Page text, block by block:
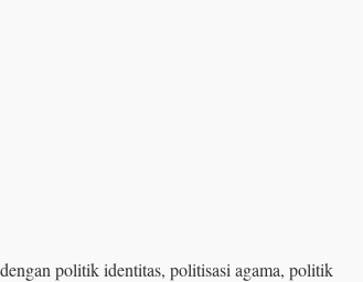
politik identitas, politisasi agama, politik